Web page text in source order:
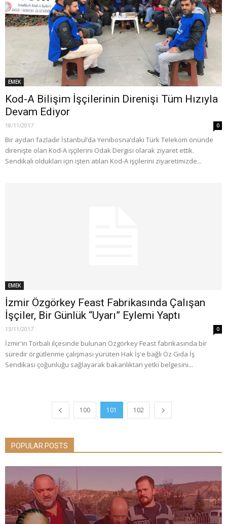
EMEK
Kod-A Bilişim İşçilerinin Direnişi Tüm Hızıyla
Devam Ediyor
18/11/2017 0
Bir aydan fazladır İstanbul’da Yenibosna’daki Türk Telekom önünde
direnişte olan Kod-A işçilerini Odak Dergisi olarak ziyaret ettik.
Sendikalı oldukları için işten atılan Kod-A işçilerini ziyaretimizde...
EMEK
İzmir Özgörkey Feast Fabrikasında Çalışan
İşçiler, Bir Günlük “Uyarı” Eylemi Yaptı
13/11/2017 0
İzmir'in Torbalı ilçesinde bulunan Özgörkey Feast fabrikasında bir
süredir örgütlenme çalışması yürüten Hak İş'e bağlı Öz Gıda İş
Sendikası çoğunluğu sağlayarak bakanlıktan yetki belgesini...
100 101 102
POPULAR POSTS